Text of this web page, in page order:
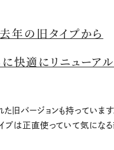
去年の旧タイプから
快適にリニューアル
旧バージョンも持っています
プは正直使っていて気にな